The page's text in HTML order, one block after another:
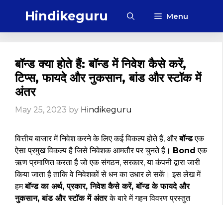
Hindikeguru Menu
बॉन्ड क्या होते हैं: बॉन्ड में निवेश कैसे करें,
टिप्स, फायदे और नुकसान, बांड और स्टॉक में
अंतर
May 25, 2023 by Hindikeguru
वित्तीय बाजार में निवेश करने के लिए कई विकल्प होते हैं, औरबॉन्डएक
ऐसा प्रमुख विकल्प है जिसे निवेशक आमतौर पर चुनते हैं। Bond एक
ऋण प्रमाणित करता है जो एक संगठन, सरकार, या कंपनी द्वारा जारी
किया जाता है ताकि वे निवेशकों से धन का उधार ले सकें। इस लेख में
हमबॉन्ड का अर्थ, प्रकार, निवेश कैसे करें, बॉन्ड के फायदे और
नुकसान, बांड और स्टॉक में अंतरके बारे में गहन विवरण प्रस्तुत